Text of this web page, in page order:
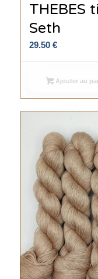
THEBES
Seth
29.50 €
Ajouter au